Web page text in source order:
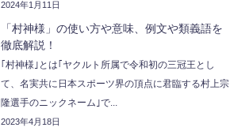
2024年1月11日
「村神様」の使い方や意味、例文や類義語を
徹底解説！
｢村神様｣とは｢ヤクルト所属で令和初の三冠王とし
て、名実共に日本スポーツ界の頂点に君臨する村上宗
隆選手のニックネーム｣で...
2023年4月18日